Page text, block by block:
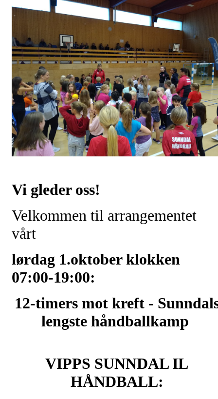
Vi gleder oss!
Velkommen til arrangementet
vårt
lørdag 1.oktober klokken
07:00-19:00:
12-timers mot kreft -
lengste håndballkamp
VIPPS SUNNDAL IL
HÅNDBALL: